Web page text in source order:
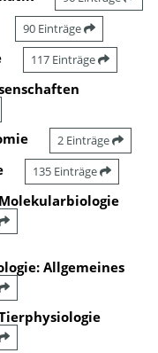
90 Einträge
117 Einträge
2 Einträge
135 Einträge
Allgemeines